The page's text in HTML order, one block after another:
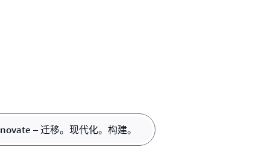
– 迁移。现代化。构建。